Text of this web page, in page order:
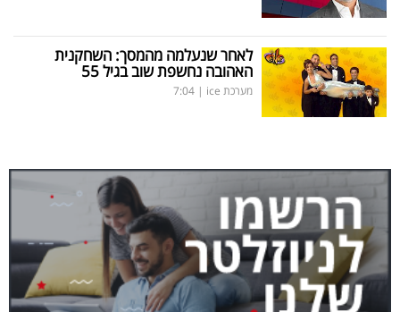
לאחר שנעלמה מהמסך: השחקנית
האהובה נחשפת שוב בגיל 55
מערכת ice |
7:04